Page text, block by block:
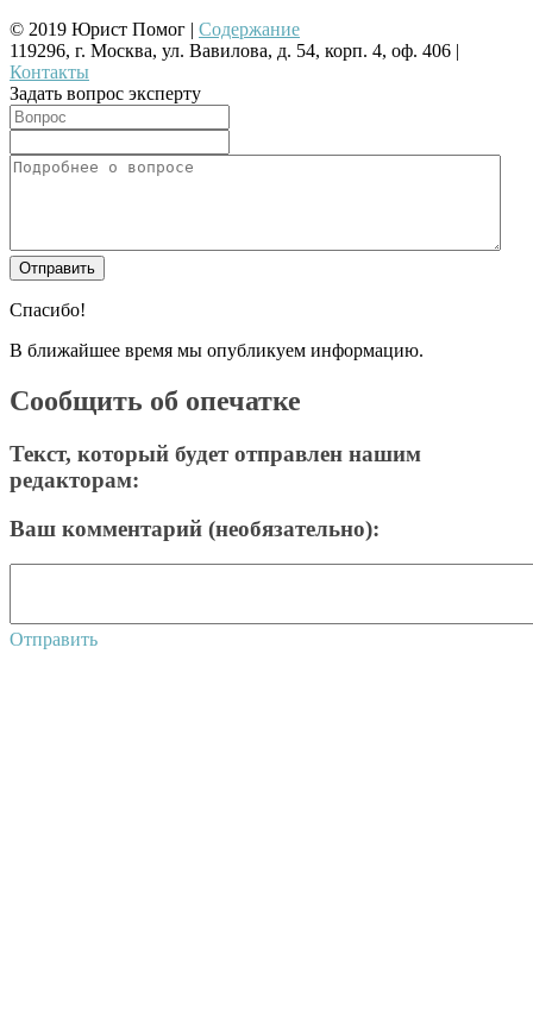
© 2019 Юрист Помог | Содержание
119296, г. Москва, ул. Вавилова, д. 54, корп. 4, оф. 406 |
Контакты
Задать вопрос эксперту
Спасибо!
В ближайшее время мы опубликуем информацию.
Сообщить об опечатке
Текст, который будет отправлен нашим
редакторам:
Ваш комментарий (необязательно):
Отправить